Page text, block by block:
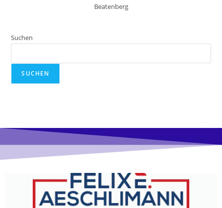
Beatenberg
Suchen
SUCHEN